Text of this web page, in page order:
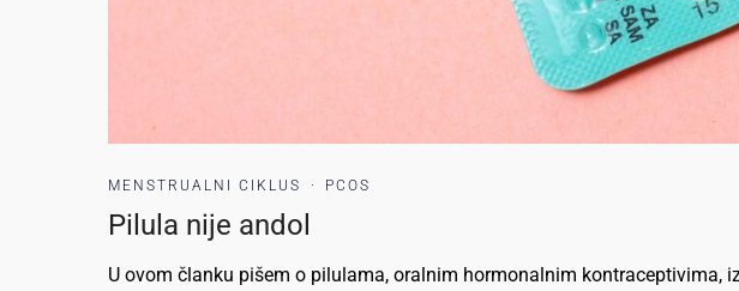
MENSTRUALNI CIKLUS · PCOS
Pilula nije andol
U ovom članku pišem o pilulama, oralnim hormonalnim kontraceptivima,